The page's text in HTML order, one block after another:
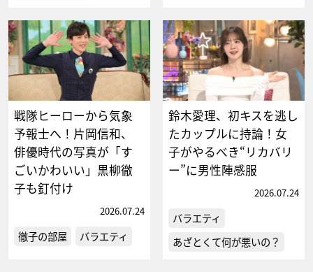
戦隊ヒーローから気象
予報士へ！片岡信和、
俳優時代の写真が「す
ごいかわいい」黒柳徹
子も釘付け
2026.07.24
徹子の部屋 バラエティ
鈴木愛理、初キスを逃し
たカップルに持論！女
子がやるべき“リカバリ
ー”に男性陣感服
2026.07.24
バラエティ
あざとくて何が悪いの？